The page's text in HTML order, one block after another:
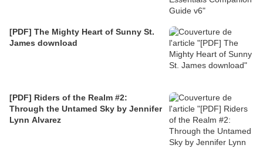
[PDF] The Mighty Heart of Sunny St.
James download
[PDF] Riders of the Realm #2:
Through the Untamed Sky by Jennifer
Lynn Alvarez